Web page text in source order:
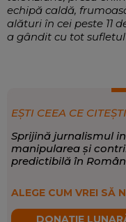
echipă caldă,
alături în cei peste 11
a gândit cu tot
de calitate, crede în
este legat de sport.
SCRIE DESPRE: Sport
EȘTI CEEA CE
Sprijină jurnalismul
manipularea și
predictibilă în
ALEGE CUM VREI SĂ
DONAȚIE